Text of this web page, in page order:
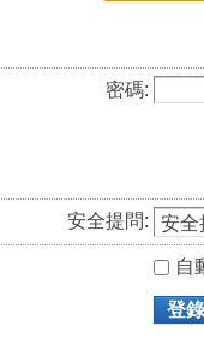
密碼:
安全提問:
自
登錄